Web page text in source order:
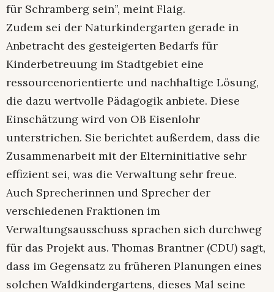
für Schramberg sein”, meint Flaig.
Zudem sei der Naturkindergarten gerade in
Anbetracht des gesteigerten Bedarfs für
Kinderbetreuung im Stadtgebiet eine
ressourcenorientierte und nachhaltige Lösung,
die dazu wertvolle Pädagogik anbiete. Diese
Einschätzung wird von OB Eisenlohr
unterstrichen. Sie berichtet außerdem, dass die
Zusammenarbeit mit der Elterninitiative sehr
effizient sei, was die Verwaltung sehr freue.
Auch Sprecherinnen und Sprecher der
verschiedenen Fraktionen im
Verwaltungsausschuss sprachen sich durchweg
für das Projekt aus. Thomas Brantner (CDU) sagt,
dass im Gegensatz zu früheren Planungen eines
solchen Waldkindergartens, dieses Mal seine